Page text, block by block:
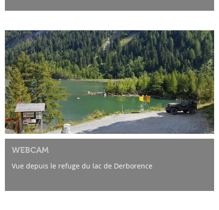
WEBCAM
Vue depuis le refuge du lac de Derborence